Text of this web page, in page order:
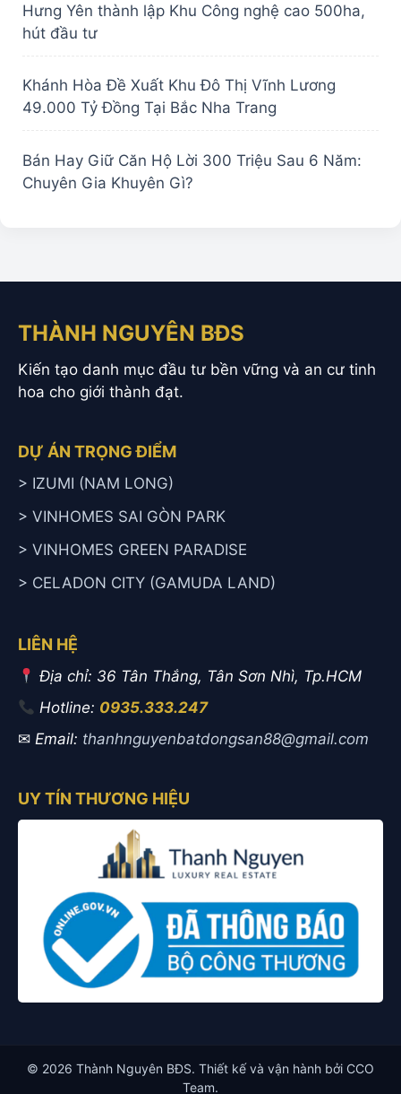
Hưng Yên thành lập Khu Công nghệ cao 500ha,
hút đầu tư
Khánh Hòa Đề Xuất Khu Đô Thị Vĩnh Lương
49.000 Tỷ Đồng Tại Bắc Nha Trang
Bán Hay Giữ Căn Hộ Lời 300 Triệu Sau 6 Năm:
Chuyên Gia Khuyên Gì?
THÀNH NGUYÊN BĐS
Kiến tạo danh mục đầu tư bền vững và an cư tinh
hoa cho giới thành đạt.
DỰ ÁN TRỌNG ĐIỂM
> IZUMI (NAM LONG)
> VINHOMES SAI GÒN PARK
> VINHOMES GREEN PARADISE
> CELADON CITY (GAMUDA LAND)
LIÊN HỆ
Địa chỉ: 36 Tân Thắng, Tân Sơn Nhì, Tp.HCM
Hotline: 0935.333.247
✉ Email: thanhnguyenbatdongsan88@gmail.com
UY TÍN THƯƠNG HIỆU
© 2026 Thành Nguyên BĐS. Thiết kế và vận hành bởi CCO
Team.